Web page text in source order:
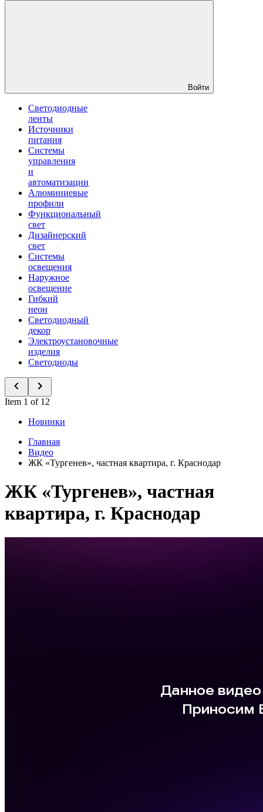
Войти
Светодиодные
ленты
Источники
питания
Системы
управления
и
автоматизации
Алюминиевые
профили
Функциональный
свет
Дизайнерский
свет
Системы
освещения
Наружное
освещение
Гибкий
неон
Светодиодный
декор
Электроустановочные
изделия
Светодиоды
Item 1 of 12
Новинки
Главная
Видео
ЖК «Тургенев», частная квартира, г. Краснодар
ЖК «Тургенев», частная
квартира, г. Краснодар